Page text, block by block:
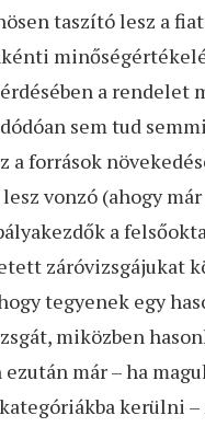
taszító lesz a
a rendelet
sem tud
a források
lesz vonzó (ahogy
a
záróvizsgájukat
tegyenek egy
miközben
már – ha
kerülni –